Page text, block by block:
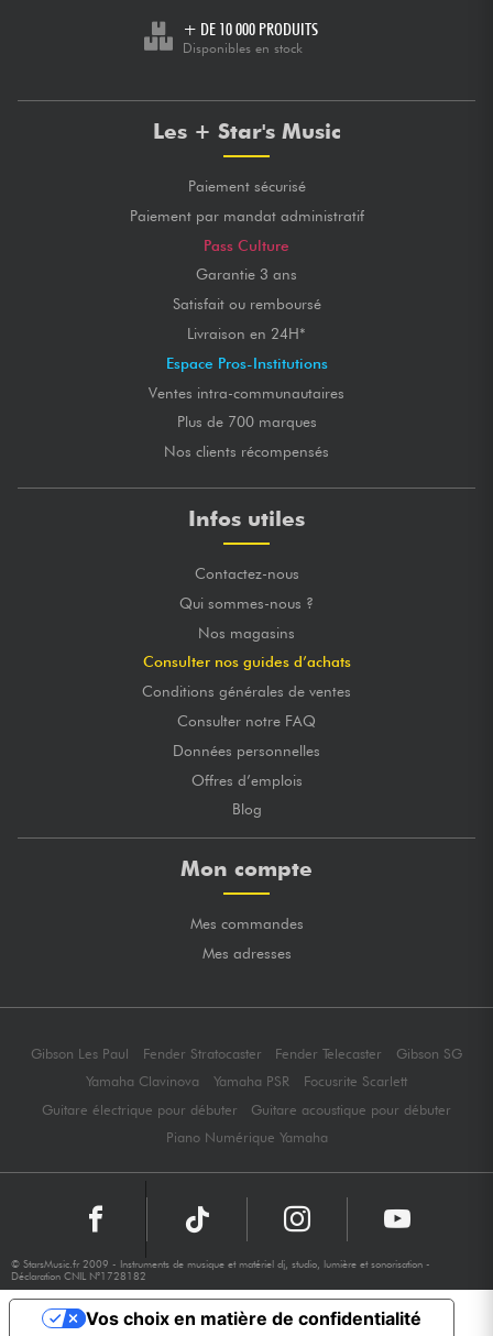
+ DE 10 000 PRODUITS
Disponibles en stock
Les + Star's Music
Paiement sécurisé
Paiement par mandat administratif
Pass Culture
Garantie 3 ans
Satisfait ou remboursé
Livraison en 24H*
Espace Pros-Institutions
Ventes intra-communautaires
Plus de 700 marques
Nos clients récompensés
Infos utiles
Contactez-nous
Qui sommes-nous ?
Nos magasins
Consulter nos guides d’achats
Conditions générales de ventes
Consulter notre FAQ
Données personnelles
Offres d’emplois
Blog
Mon compte
Mes commandes
Mes adresses
Gibson Les Paul Fender Stratocaster Fender Telecaster
Gibson SG
Yamaha Clavinova
Yamaha PSR
Focusrite Scarlett
Guitare électrique pour débuter
Guitare acoustique pour débuter
Piano Numérique Yamaha
© StarsMusic.fr 2009 - Instruments de musique et matériel dj, studio, lumière et sonorisation -
Déclaration CNIL N°1728182
Vos choix en matière de confidentialité